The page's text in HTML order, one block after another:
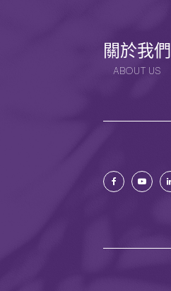
關於我們
ABOUT US